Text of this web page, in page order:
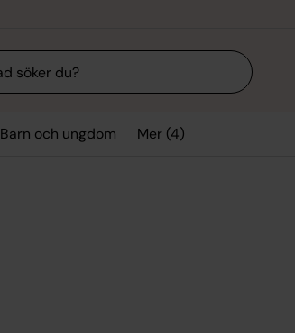
Barn och ungdom Mer (4)